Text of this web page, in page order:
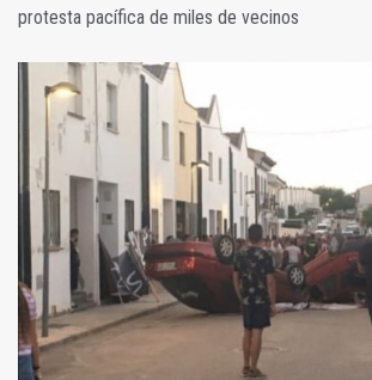
protesta pacífica de miles de vecinos